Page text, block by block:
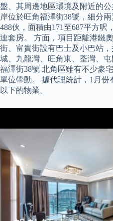
盤、其周邊地區環境及附近的
岸位於旺角福澤街38號，細分
488伙，面積由171至687平方呎
連套房。 方面，項目距離港鐵
街、富貴街設有巴士及小巴站
城、九龍灣、旺角東、荃灣、
福澤街38號 北角區雖有不少豪
單位帶動。 據代理統計，1月份
以下的物業。